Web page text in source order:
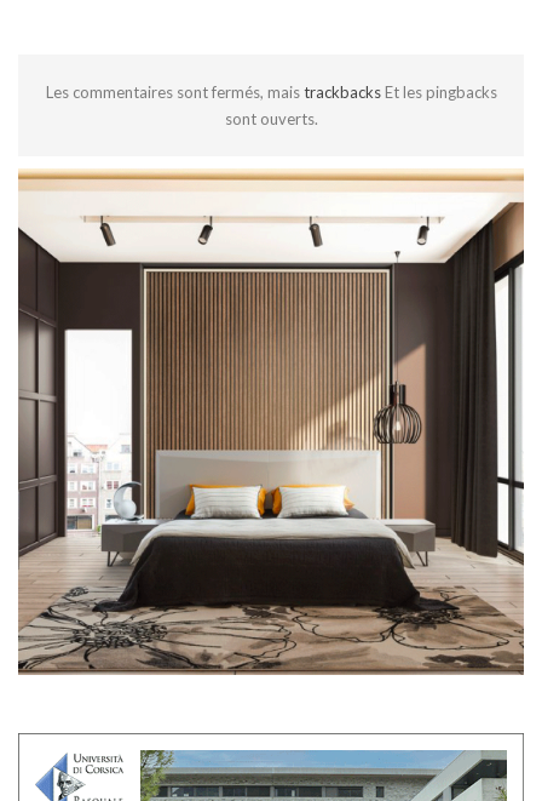
Les commentaires sont fermés, maistrackbacks Et les pingbacks
sont ouverts.